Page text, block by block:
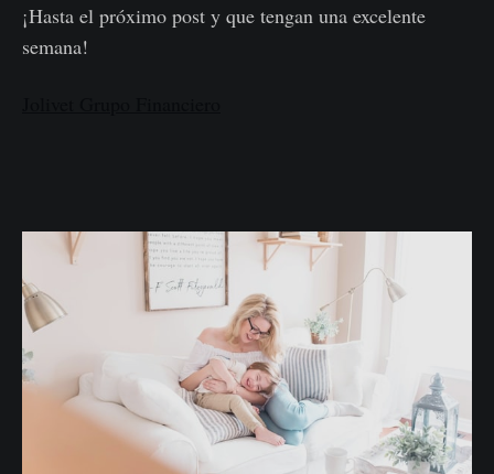
¡Hasta el próximo post y que tengan una excelente
semana!